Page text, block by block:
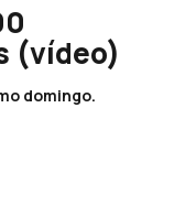
(vídeo)
domingo.